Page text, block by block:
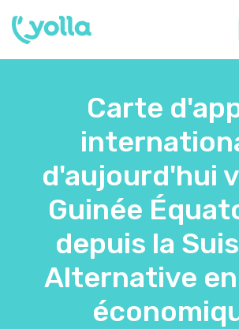
Carte
d'aujourd'hui
Guinée
depuis la
Alternative